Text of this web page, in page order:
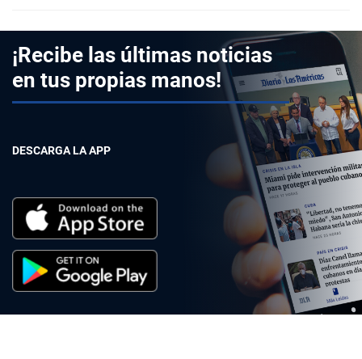
¡Recibe las últimas noticias
en tus propias manos!
DESCARGA LA APP